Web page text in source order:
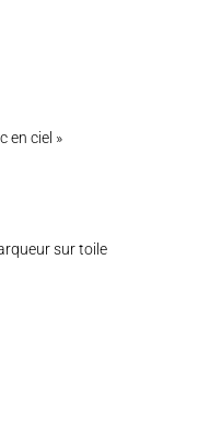
en ciel »
sur toile